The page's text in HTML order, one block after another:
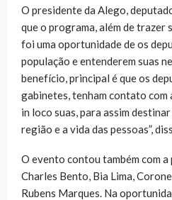
O presidente da Alego,
que o programa, além de trazer
foi uma oportunidade de os
população e entenderem suas
benefício, principal é que os
gabinetes, tenham contato com
in loco suas, para assim
região e a vida das pessoas”,
O evento contou também com
Charles Bento, Bia Lima,
Rubens Marques. Na